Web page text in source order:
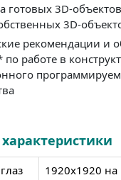
готовых 3D-
3D-
рекомендации и
по работе в
1920х1920